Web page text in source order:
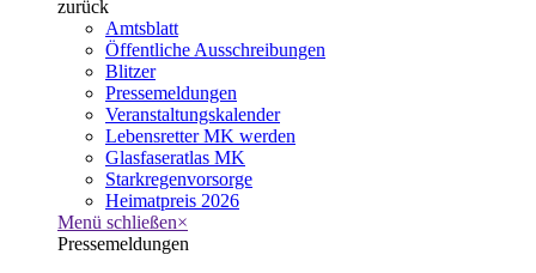
zurück
Amtsblatt
Öffentliche Ausschreibungen
Blitzer
Pressemeldungen
Veranstaltungskalender
Lebensretter MK werden
Glasfaseratlas MK
Starkregenvorsorge
Heimatpreis 2026
Menü schließen×
Pressemeldungen